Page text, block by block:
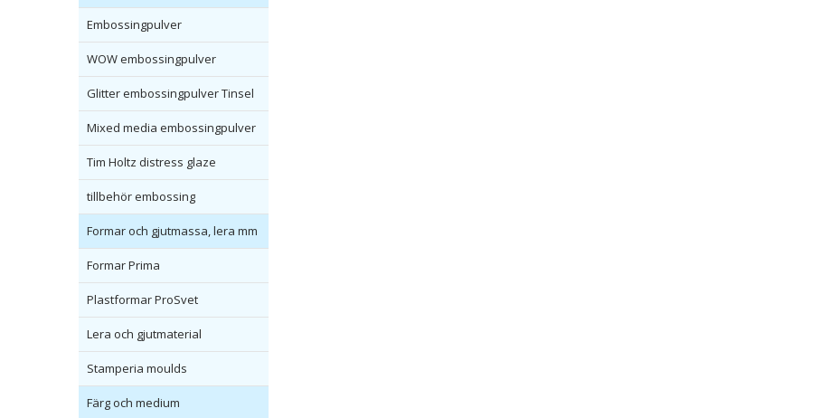
Embossingpulver
WOW embossingpulver
Glitter embossingpulver Tinsel
Mixed media embossingpulver
Tim Holtz distress glaze
tillbehör embossing
Formar och gjutmassa, lera mm
Formar Prima
Plastformar ProSvet
Lera och gjutmaterial
Stamperia moulds
Färg och medium